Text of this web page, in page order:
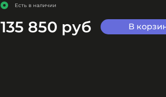
Есть в наличии
135 850 руб В